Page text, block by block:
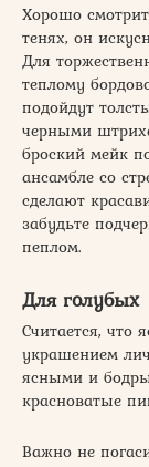
Хорошо
тенях, он
Для
теплому
подойдут
черными
броский мейк
ансамбле со
сделают
забудьте
пеплом.
Для голубых
Считается, что
украшением
ясными и
красноватые
Важно не